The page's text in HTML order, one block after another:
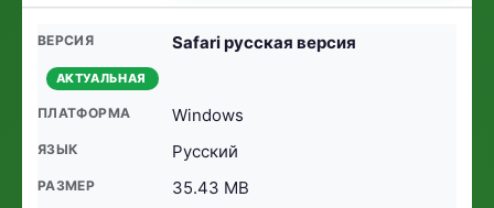
Safari русская версия
АКТУАЛЬНАЯ
Windows
Русский
35.43 MB